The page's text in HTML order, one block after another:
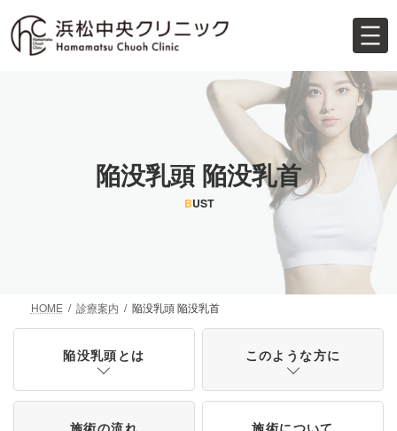
ン
テ
ビ
ゲ
陥没乳頭 陥没乳首
BUST
HOME 診療案内 陥没乳頭 陥没乳首
陥没乳頭とは このような方に